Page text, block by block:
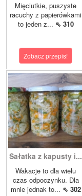
Mięciutkie, puszyste
racuchy z papierówkami
to jeden z... ⇖ 310
Zobacz przepis!
Sałatka z kapusty i...
Wakacje to dla wielu
czas odpoczynku. Dla
mnie jednak to... ⇖ 302